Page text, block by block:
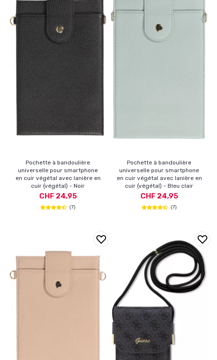
Pochette à bandoulière
universelle pour smartphone
en cuir végétal avec lanière en
cuir (végétal) - Noir
CHF 24,95
(7)
Pochette à bandoulière
universelle pour smartphone
en cuir végétal avec lanière en
cuir (végétal) - Bleu clair
CHF 24,95
(7)